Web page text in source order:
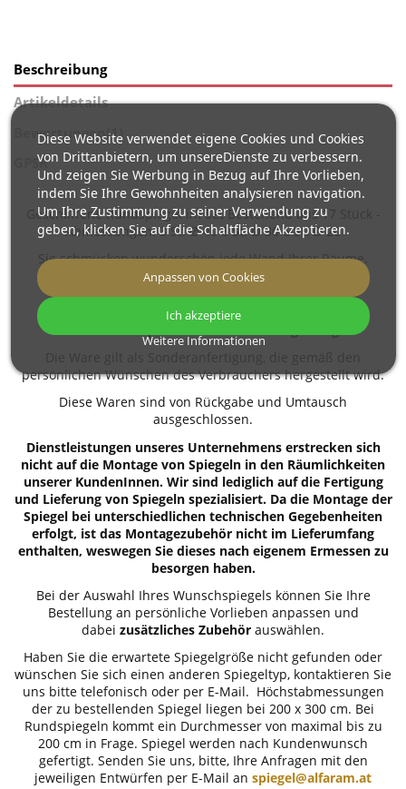
Beschreibung
Artikeldetails
Bewertungen(1)
GPSR
Geschliffene Rundspiegel im Set Bestehend aus 17 Stück -
Abmessungen: 3 St. Ø 40 8 St. Ø 30 6 St. Ø 20
Sie schmücken wunderschön jede Wand Ihrer Räume.
Diese reiche Spiegelpalette ermöglicht verschiedene
Kombinationen und Anordnungen.
Die Ware gilt als Sonderanfertigung, die gemäß den
persönlichen Wünschen des Verbrauchers hergestellt wird.
Diese Waren sind von Rückgabe und Umtausch
ausgeschlossen.
Dienstleistungen unseres Unternehmens erstrecken sich
nicht auf die Montage von Spiegeln in den Räumlichkeiten
unserer KundenInnen. Wir sind lediglich auf die Fertigung
und Lieferung von Spiegeln spezialisiert. Da die Montage der
Spiegel bei unterschiedlichen technischen Gegebenheiten
erfolgt, ist das Montagezubehör nicht im Lieferumfang
enthalten, weswegen Sie dieses nach eigenem Ermessen zu
besorgen haben.
Bei der Auswahl Ihres Wunschspiegels können Sie Ihre
Bestellung an persönliche Vorlieben anpassen und
dabei zusätzliches Zubehör auswählen.
Haben Sie die erwartete Spiegelgröße nicht gefunden oder
wünschen Sie sich einen anderen Spiegeltyp, kontaktieren Sie
uns bitte telefonisch oder per E-Mail. Höchstabmessungen
der zu bestellenden Spiegel liegen bei 200 x 300 cm. Bei
Rundspiegeln kommt ein Durchmesser von maximal bis zu
200 cm in Frage. Spiegel werden nach Kundenwunsch
gefertigt. Senden Sie uns, bitte, Ihre Anfragen mit den
jeweiligen Entwürfen per E-Mail an spiegel@alfaram.at
Diese Website verwendet eigene Cookies und Cookies
von Drittanbietern, um unsereDienste zu verbessern.
Und zeigen Sie Werbung in Bezug auf Ihre Vorlieben,
indem Sie Ihre Gewohnheiten analysieren navigation.
Um Ihre Zustimmung zu seiner Verwendung zu
geben, klicken Sie auf die Schaltfläche Akzeptieren.
Weitere Informationen
Anpassen von Cookies
Ich akzeptiere